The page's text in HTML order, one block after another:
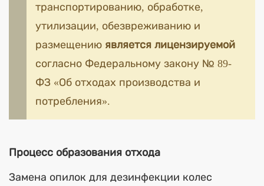
транспортированию, обработке,
утилизации, обезвреживанию и
размещению является лицензируемой
согласно Федеральному закону № 89-
ФЗ «Об отходах производства и
потребления».
Процесс образования отхода
Замена опилок для дезинфекции колес